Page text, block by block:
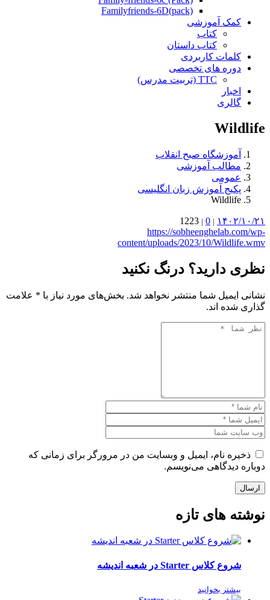
Familyfriends-6D(pack)
کمک آموزشی
کتاب
کتاب داستان
کلمات کاربردی
دوره های تخصصی
TTC (تربیت مدرس)
اخبار
گالری
Wildlife
آموزشگاه صبح انقلاب
مطالب آموزشی
عمومی
پکیج آموزش زبان انگلیسی
Wildlife
۱۴۰۲/۱۰/۲۱ |
0
|
1223
https://sobheenghelab.com/wp-
content/uploads/2023/10/Wildlife.wmv
نظری دارید؟ درنگ نکنید
نشانی ایمیل شما منتشر نخواهد شد. بخش‌های مورد نیاز با * علامت
گذاری شده اند.
ذخیره نام، ایمیل و وبسایت من در مرورگر برای زمانی که
دوباره دیدگاهی می‌نویسم.
ارسال
نوشته های تازه
شروع کلاس Starter در شعبه اندیشه
بیشتر بخوانید